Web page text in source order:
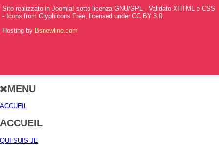
Sito realizzato in Joomla! sotto licenza GNU/GPL - Validato XHTML e CSS
- Icons from Glyphicons Free, licensed under CC BY 3.0.
Hosting by Bsnewline.com
MENU
ACCUEIL
ACCUEIL
QUI SUIS-JE